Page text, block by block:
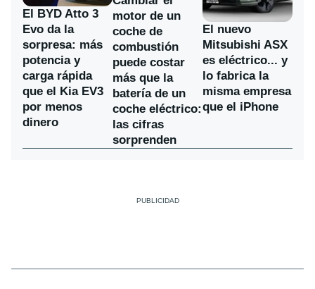
El BYD Atto 3
Evo da la
sorpresa: más
potencia y
carga rápida
que el Kia EV3
por menos
dinero
motor de un
coche de
combustión
puede costar
más que la
batería de un
coche eléctrico:
las cifras
sorprenden
El nuevo
Mitsubishi ASX
es eléctrico... y
lo fabrica la
misma empresa
que el iPhone